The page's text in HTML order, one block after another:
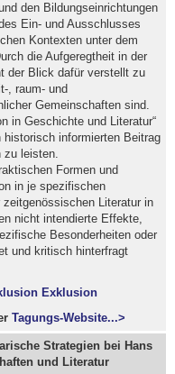
den Bildungseinrichtungen
Ein- und Ausschlusses
Kontexten unter dem
die Aufgeregtheit in der
der Blick dafür verstellt zu
, raum- und
Gemeinschaften sind.
in Geschichte und Literatur“
informierten Beitrag
zu leisten.
Formen und
in je spezifischen
Literatur in
nicht intendierte Effekte,
Besonderheiten oder
und kritisch hinterfragt
Exklusion
Tagungs-Website...>
Strategien bei Hans
und Literatur